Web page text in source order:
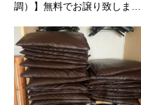
調）】無料でお譲り致しま…